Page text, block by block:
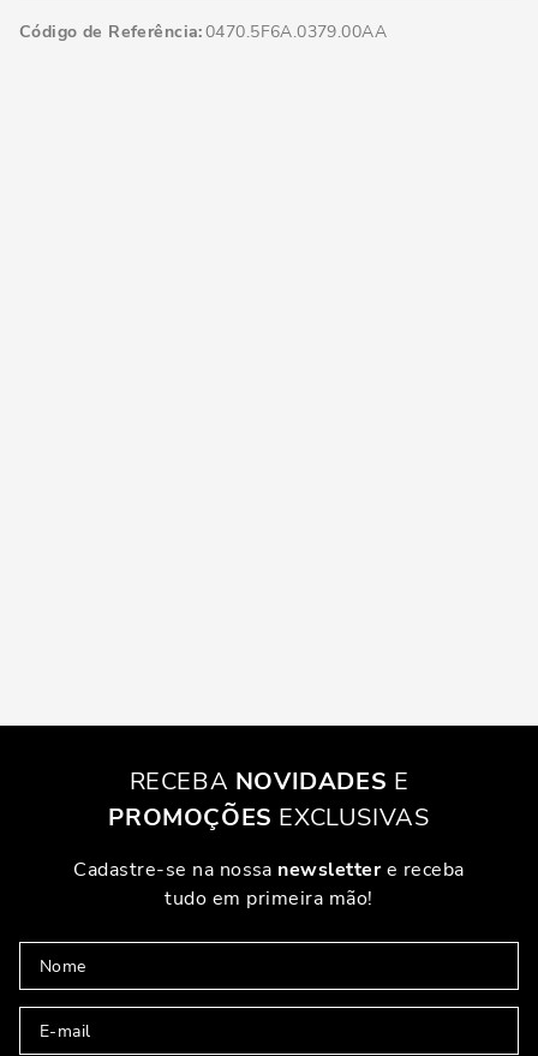
Código de Referência 0470.5F6A.0379.00AA
RECEBA NOVIDADES E
PROMOÇÕES EXCLUSIVAS
Cadastre-se na nossa newslettere receba
tudo em primeira mão!